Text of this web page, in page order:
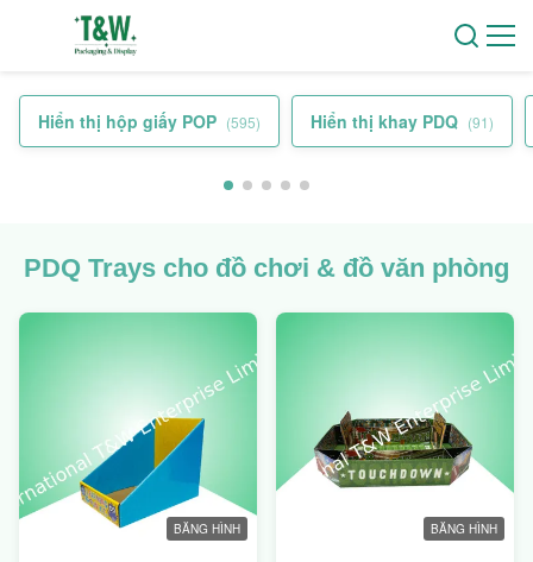
Hiển thị hộp giấy POP (595) Hiển thị khay PDQ (91)
PDQ Trays cho đồ chơi & đồ văn phòng
BĂNG HÌNH BĂNG HÌNH